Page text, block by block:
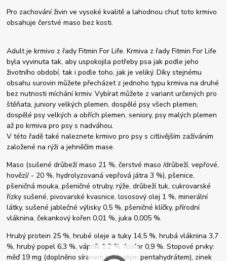
Pro zachování živin ve vysoké kvalitě a lahodnou chuť toto krmivo
obsahuje čerstvé maso bez kosti.
Adult je krmivo z řady Fitmin For Life. Krmiva z řady Fitmin For Life
byla vyvinuta tak, aby uspokojila potřeby psa jak podle jeho
životního období, tak i podle toho, jak je veliký. Díky stejnému
obsahu surovin můžete přecházet z jednoho typu krmiva na druhé
bez nutnosti míchání krmiv. Vybírat můžete z variant určených pro
štěňata, juniory velkých plemen, dospělé psy všech plemen,
dospělé psy velkých a obřích plemen, seniory, psy malých plemen
až po krmiva pro psy s nadváhou.
V této řadě také naleznete krmivo pro psy s citlivějším zažíváním
založené na rýži a jehněčím mase.
Maso (sušené drůbeží maso 21 %, čerstvé maso /drůbeží, vepřové,
hovězí/ - 20 %, hydrolyzovaná vepřová játra 3 %), pšenice,
pšeničná mouka, pšeničné otruby, rýže, drůbeží tuk, cukrovarské
řízky sušené, pivovarské kvasnice, lososový olej 1 %, minerální
látky, sušené jablečné výlisky 0,5 %, pšeničné klíčky, přírodní
vláknina, čekankový kořen 0,01 %, juka 0,005 %.
Hrubý protein 25 %, hrubé oleje a tuky 14,5 %, hrubá vláknina 3,7
%, hrubý popel 6,3 %, vápník 1,2 %, fosfor 0,9 %. Stopové prvky:
měď 19 mg (doplněno síranem měďnatým pentahydrátem), zinek